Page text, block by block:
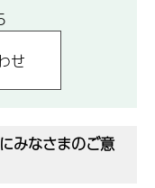
みなさまのご意